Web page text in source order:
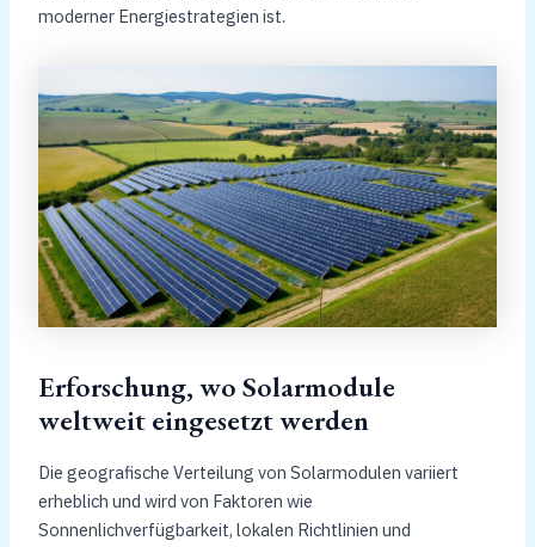
moderner Energiestrategien ist.
Erforschung, wo Solarmodule
weltweit eingesetzt werden
Die geografische Verteilung von Solarmodulen variiert
erheblich und wird von Faktoren wie
Sonnenlichverfügbarkeit, lokalen Richtlinien und